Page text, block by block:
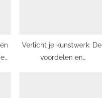
Verlicht je kunstwerk: De
voordelen en